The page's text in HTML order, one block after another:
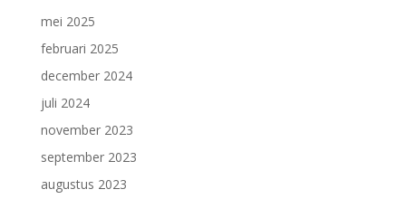
mei 2025
februari 2025
december 2024
juli 2024
november 2023
september 2023
augustus 2023